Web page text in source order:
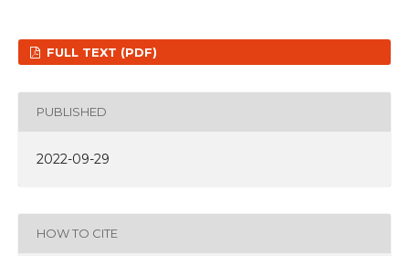
FULL TEXT (PDF)
PUBLISHED
2022-09-29
HOW TO CITE